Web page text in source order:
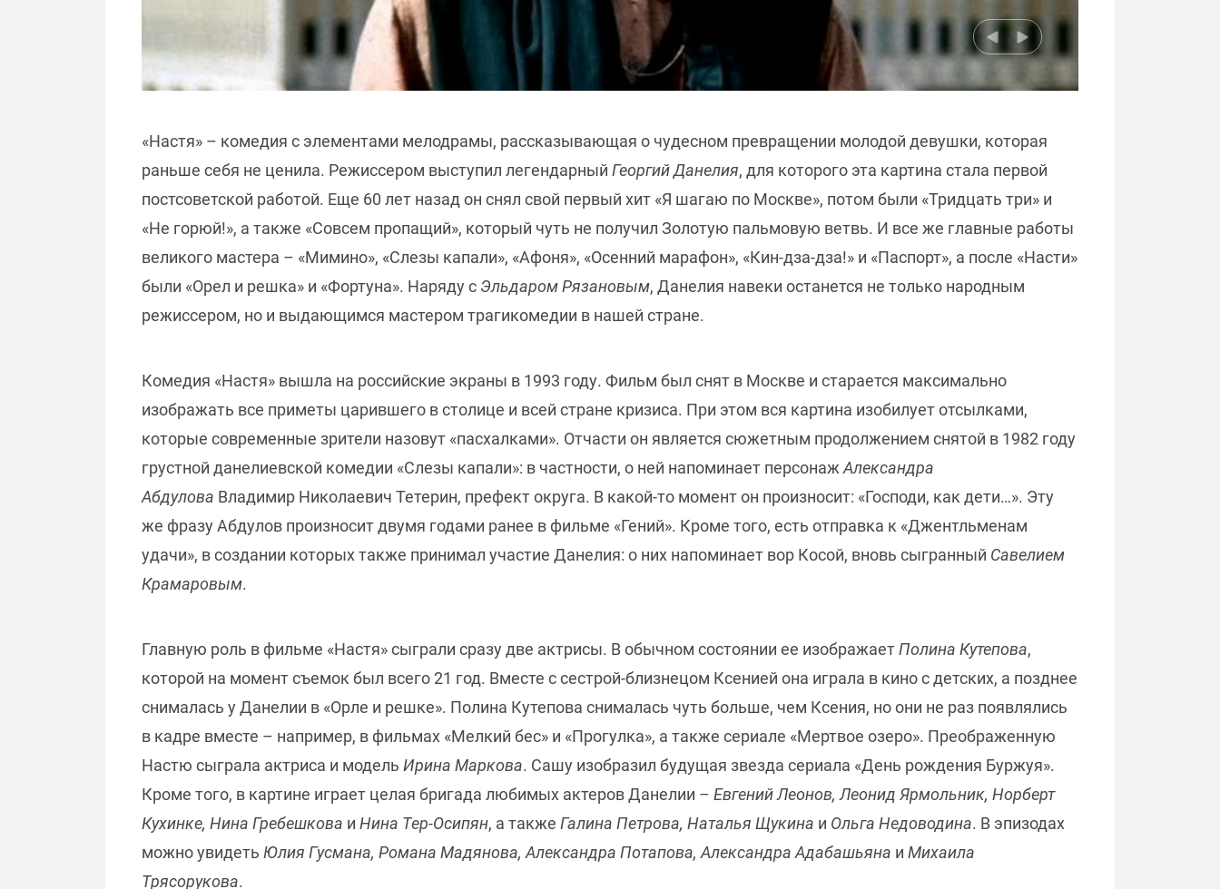
«Настя» – комедия с элементами мелодрамы, рассказывающая о чудесном превращении молодой девушки, которая
раньше себя не ценила. Режиссером выступил легендарный Георгий Данелия, для которого эта картина стала первой
постсоветской работой. Еще 60 лет назад он снял свой первый хит «Я шагаю по Москве», потом были «Тридцать три» и
«Не горюй!», а также «Совсем пропащий», который чуть не получил Золотую пальмовую ветвь. И все же главные работы
великого мастера – «Мимино», «Слезы капали», «Афоня», «Осенний марафон», «Кин-дза-дза!» и «Паспорт», а после «Насти»
были «Орел и решка» и «Фортуна». Наряду с Эльдаром Рязановым, Данелия навеки останется не только народным
режиссером, но и выдающимся мастером трагикомедии в нашей стране.
Комедия «Настя» вышла на российские экраны в 1993 году. Фильм был снят в Москве и старается максимально
изображать все приметы царившего в столице и всей стране кризиса. При этом вся картина изобилует отсылками,
которые современные зрители назовут «пасхалками». Отчасти он является сюжетным продолжением снятой в 1982 году
грустной данелиевской комедии «Слезы капали»: в частности, о ней напоминает персонаж Александра
Абдулова Владимир Николаевич Тетерин, префект округа. В какой-то момент он произносит: «Господи, как дети…». Эту
же фразу Абдулов произносит двумя годами ранее в фильме «Гений». Кроме того, есть отправка к «Джентльменам
удачи», в создании которых также принимал участие Данелия: о них напоминает вор Косой, вновь сыгранный Савелием
Крамаровым.
Главную роль в фильме «Настя» сыграли сразу две актрисы. В обычном состоянии ее изображаетПолина Кутепова,
которой на момент съемок был всего 21 год. Вместе с сестрой-близнецом Ксенией она играла в кино с детских, а позднее
снималась у Данелии в «Орле и решке». Полина Кутепова снималась чуть больше, чем Ксения, но они не раз появлялись
в кадре вместе – например, в фильмах «Мелкий бес» и «Прогулка», а также сериале «Мертвое озеро». Преображенную
Настю сыграла актриса и модель Ирина Маркова. Сашу изобразил будущая звезда сериала «День рождения Буржуя».
Кроме того, в картине играет целая бригада любимых актеров Данелии – Евгений Леонов, Леонид Ярмольник, Норберт
Кухинке, Нина Гребешкова и Нина Тер-Осипян, а также Галина Петрова, Наталья Щукина и Ольга Недоводина. В эпизодах
можно увидеть Юлия Гусмана, Романа Мадянова, Александра Потапова, Александра Адабашьяна и Михаила
Трясорукова.